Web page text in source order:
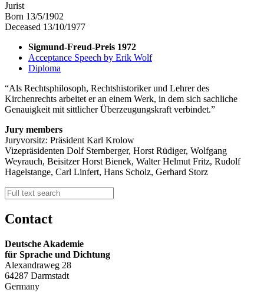
Jurist
Born 13/5/1902
Deceased 13/10/1977
Sigmund-Freud-Preis 1972
Acceptance Speech by Erik Wolf
Diploma
Als Rechtsphilosoph, Rechtshistoriker und Lehrer des
Kirchenrechts arbeitet er an einem Werk, in dem sich sachliche
Genauigkeit mit sittlicher Überzeugungskraft verbindet.
Jury members
Juryvorsitz: Präsident Karl Krolow
Vizepräsidenten Dolf Sternberger, Horst Rüdiger, Wolfgang
Weyrauch, Beisitzer Horst Bienek, Walter Helmut Fritz, Rudolf
Hagelstange, Carl Linfert, Hans Scholz, Gerhard Storz
Contact
Deutsche Akademie
für Sprache und Dichtung
Alexandraweg 28
64287 Darmstadt
Germany